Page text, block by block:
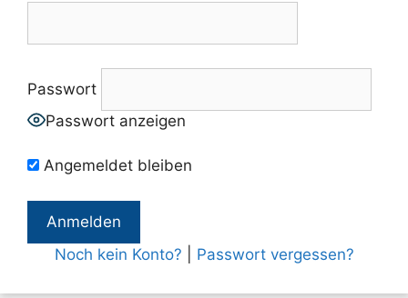
Passwort
Passwort anzeigen
Angemeldet bleiben
Noch kein Konto? Passwort vergessen?